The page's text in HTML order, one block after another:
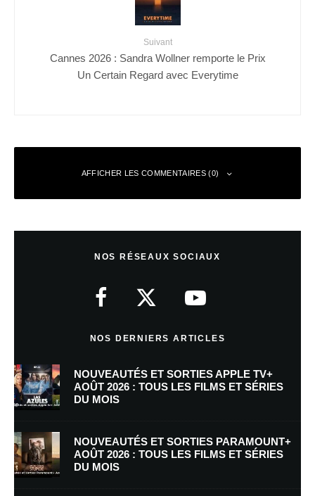
Suivant
Cannes 2026 : Sandra Wollner remporte le Prix
Un Certain Regard avec Everytime
AFFICHER LES COMMENTAIRES (0)
NOS RÉSEAUX SOCIAUX
NOS DERNIERS ARTICLES
NOUVEAUTÉS ET SORTIES APPLE TV+
AOÛT 2026 : TOUS LES FILMS ET SÉRIES
DU MOIS
NOUVEAUTÉS ET SORTIES PARAMOUNT+
AOÛT 2026 : TOUS LES FILMS ET SÉRIES
DU MOIS